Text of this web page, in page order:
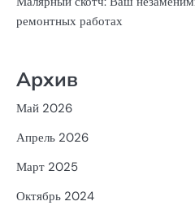
ремонтных работах
Архив
Май 2026
Апрель 2026
Март 2025
Октябрь 2024